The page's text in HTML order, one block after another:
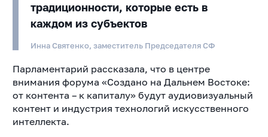
традиционности, которые есть в
каждом из субъектов
Инна Святенко, заместитель Председателя СФ
Парламентарий рассказала, что в центре
внимания форума «Создано на Дальнем Востоке:
от контента – к капиталу» будут аудиовизуальный
контент и индустрия технологий искусственного
интеллекта.